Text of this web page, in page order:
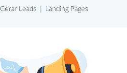
Gerar Leads Landing Pages